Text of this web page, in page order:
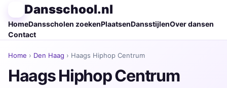
Dansschool.nl
HomeDansscholen zoekenPlaatsenDansstijlenOver dansen
Contact
Home › Den Haag › Haags Hiphop Centrum
Haags Hiphop Centrum